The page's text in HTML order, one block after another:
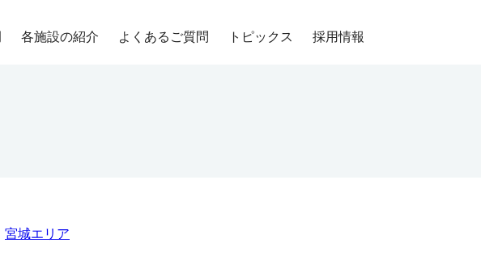
各施設の紹介 よくあるご質問 トピックス 採用情報
宮城エリア